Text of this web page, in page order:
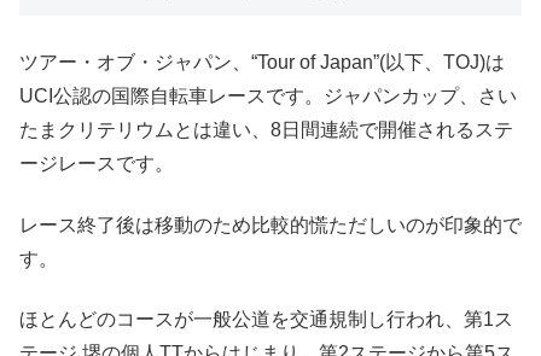
ツアー・オブ・ジャパン、“Tour of Japan”(以下、TOJ)は
UCI公認の国際自転車レースです。ジャパンカップ、さい
たまクリテリウムとは違い、8日間連続で開催されるステ
ージレースです。
レース終了後は移動のため比較的慌ただしいのが印象的で
す。
ほとんどのコースが一般公道を交通規制し行われ、第1ス